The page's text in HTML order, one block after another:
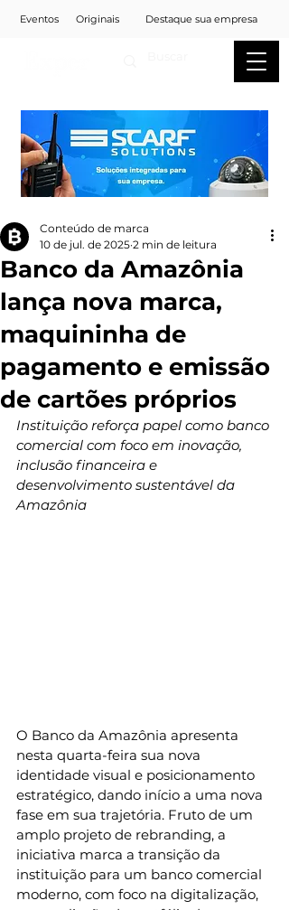
Eventos Originais Destaque sua empresa
Banco da Amazônia
lança nova marca,
maquininha de
pagamento e emissão
de cartões próprios
Conteúdo de marca
10 de jul. de 2025 2 min de leitura
Instituição reforça papel como banco
comercial com foco em inovação,
inclusão financeira e
desenvolvimento sustentável da
Amazônia
O Banco da Amazônia apresenta
nesta quarta-feira sua nova
identidade visual e posicionamento
estratégico, dando início a uma nova
fase em sua trajetória. Fruto de um
amplo projeto de rebranding, a
iniciativa marca a transição da
instituição para um banco comercial
moderno, com foco na digitalização,